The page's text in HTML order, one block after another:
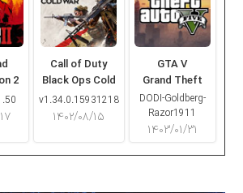
GTA V
Grand Theft
Auto V
DODI-Goldberg-
Razor1911
۱۴۰۳/۰۱/۳۱
Call of Duty
Black Ops Cold
War
v1.34.0.15931218
۱۴۰۲/۰۸/۱۵
2